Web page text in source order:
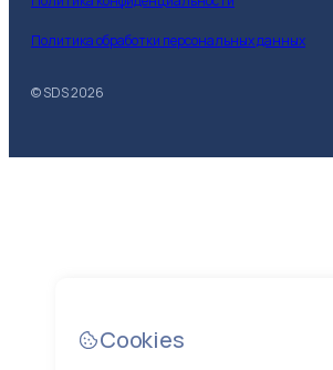
© SDS2026
Политика обработки персональных данных
Cookies